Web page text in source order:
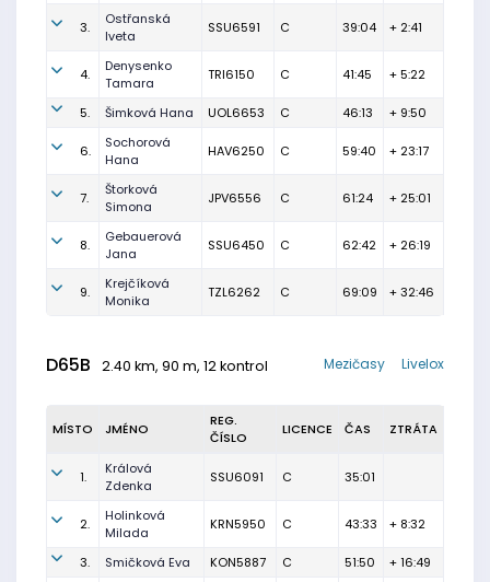
3.
Ostřanská
Iveta
SSU6591 C 39:04 + 2:41
4.
Denysenko
Tamara
TRI6150 C 41:45 + 5:22
5. Šimková Hana UOL6653 C 46:13 + 9:50
6.
Sochorová
Hana
HAV6250 C 59:40 + 23:17
7.
Štorková
Simona
JPV6556 C 61:24 + 25:01
8.
Gebauerová
Jana
SSU6450 C 62:42 + 26:19
9.
Krejčíková
Monika
TZL6262 C 69:09 + 32:46
D65B 2.40 km, 90 m, 12 kontrol Livelox
Mezičasy
MÍSTO JMÉNO
REG.
ČÍSLO
LICENCE ČAS ZTRÁTA
1.
Králová
Zdenka
SSU6091 C 35:01
2.
Holinková
Milada
KRN5950 C 43:33 + 8:32
3. Smičková Eva KON5887 C 51:50
+ 16:49